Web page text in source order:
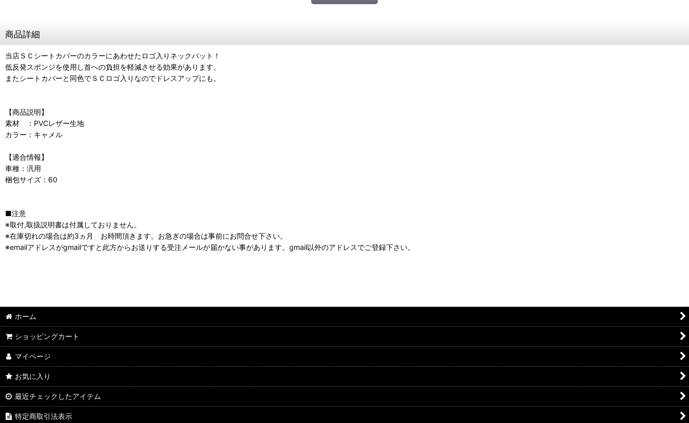
商品詳細
当店ＳＣシートカバーのカラーにあわせたロゴ入りネックパット！
低反発スポンジを使用し首への負担を軽減させる効果があります。
またシートカバーと同色でＳＣロゴ入りなのでドレスアップにも。
【商品説明】
素材 ：PVCレザー生地
カラー：キャメル
【適合情報】
車種：汎用
梱包サイズ：60
■注意
※取付,取扱説明書は付属しておりません。
※在庫切れの場合は約3ヵ月 お時間頂きます。お急ぎの場合は事前にお問合せ下さい。
※emailアドレスがgmailですと此方からお送りする受注メールが届かない事があります。gmail以外のアドレスでご登録下さい。
ホーム
ショッピングカート
マイページ
お気に入り
最近チェックしたアイテム
特定商取引法表示